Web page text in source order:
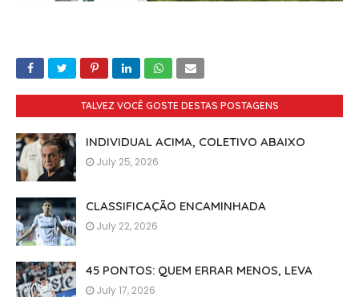
TALVEZ VOCÊ GOSTE DESTAS POSTAGENS
INDIVIDUAL ACIMA, COLETIVO ABAIXO
July 25, 2026
CLASSIFICAÇÃO ENCAMINHADA
July 22, 2026
45 PONTOS: QUEM ERRAR MENOS, LEVA
July 17, 2026